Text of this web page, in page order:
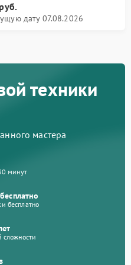
дату 07.08.2026
техники
мастера
минут
бесплатно
сложности